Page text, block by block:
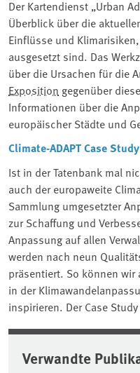
Der Kartendienst „Urban
Überblick über die
Einflüsse und
ausgesetzt sind. Das
über die Ursachen für die
Exposition gegenüber
Informationen über die
europäischer Städte und
Climate-ADAPT Case
Ist in der Tatenbank mal
auch der europaweite
Sammlung umgesetzter
zur Schaffung und
Anpassung auf allen
werden nach neun
präsentiert. So können wir
in der
inspirieren. Der Case
Verwandte